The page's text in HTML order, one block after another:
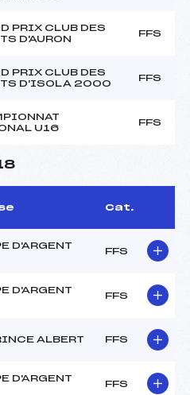
PRIX CLUB DES
D'AURON
FFS
PRIX CLUB DES
D'ISOLA 2000
FFS
U16
FFS
Cat.
D'ARGENT
FFS
D'ARGENT
FFS
ALBERT FFS
D'ARGENT
FFS